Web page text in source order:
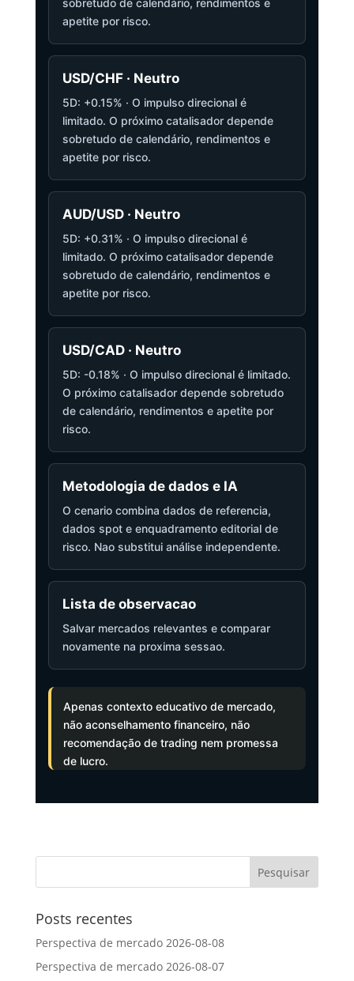
sobretudo de calendário, rendimentos e
apetite por risco.
USD/CHF · Neutro
5D: +0.15% · O impulso direcional é
limitado. O próximo catalisador depende
sobretudo de calendário, rendimentos e
apetite por risco.
AUD/USD · Neutro
5D: +0.31% · O impulso direcional é
limitado. O próximo catalisador depende
sobretudo de calendário, rendimentos e
apetite por risco.
USD/CAD · Neutro
5D: -0.18% · O impulso direcional é limitado.
O próximo catalisador depende sobretudo
de calendário, rendimentos e apetite por
risco.
Metodologia de dados e IA
O cenario combina dados de referencia,
dados spot e enquadramento editorial de
risco. Nao substitui análise independente.
Lista de observacao
Salvar mercados relevantes e comparar
novamente na proxima sessao.
Apenas contexto educativo de mercado,
não aconselhamento financeiro, não
recomendação de trading nem promessa
de lucro.
Posts recentes
Perspectiva de mercado 2026-08-08
Perspectiva de mercado 2026-08-07